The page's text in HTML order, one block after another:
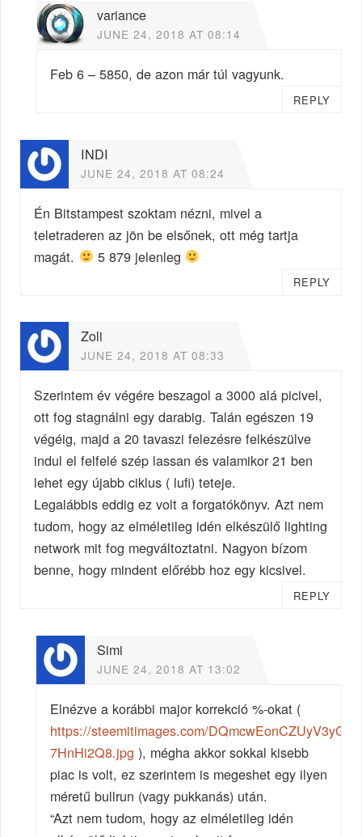
variance
JUNE 24, 2018 AT 08:14
Feb 6 – 5850, de azon már túl vagyunk.
REPLY
INDI
JUNE 24, 2018 AT 08:24
Én Bitstampest szoktam nézni, mivel a
teletraderen az jön be elsőnek, ott még tartja
magát.
5 879 jelenleg
REPLY
Zoli
JUNE 24, 2018 AT 08:33
Szerintem év végére beszagol a 3000 alá picivel,
ott fog stagnálni egy darabig. Talán egészen 19
végéig, majd a 20 tavaszi felezésre felkészülve
indul el felfelé szép lassan és valamikor 21 ben
lehet egy újabb ciklus ( lufi) teteje.
Legalábbis eddig ez volt a forgatókönyv. Azt nem
tudom, hogy az elméletileg idén elkészülő lighting
network mit fog megváltoztatni. Nagyon bízom
benne, hogy mindent előrébb hoz egy kicsivel.
REPLY
Simi
JUNE 24, 2018 AT 13:02
Elnézve a korábbi major korrekció %-okat (
https://steemitimages.com/
7HnHi2Q8.jpg ), mégha akkor sokkal kisebb
piac is volt, ez szerintem is megeshet egy ilyen
méretű bullrun (vagy pukkanás) után.
“Azt nem tudom, hogy az elméletileg idén